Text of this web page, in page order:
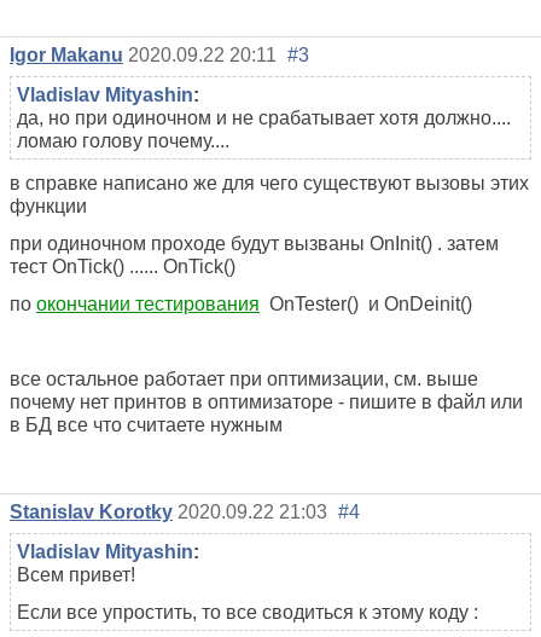
Igor Makanu 2020.09.22 20:11 #3
Vladislav Mityashin:
да, но при одиночном и не срабатывает хотя должно....
ломаю голову почему....
в справке написано же для чего существуют вызовы этих
функции
при одиночном проходе будут вызваны OnInit() . затем
тест OnTick() ...... OnTick()
по окончании тестирования OnTester() и OnDeinit()
все остальное работает при оптимизации, см. выше
почему нет принтов в оптимизаторе - пишите в файл или
в БД все что считаете нужным
Stanislav Korotky 2020.09.22 21:03 #4
Vladislav Mityashin:
Всем привет!
Если все упростить, то все сводиться к этому коду :